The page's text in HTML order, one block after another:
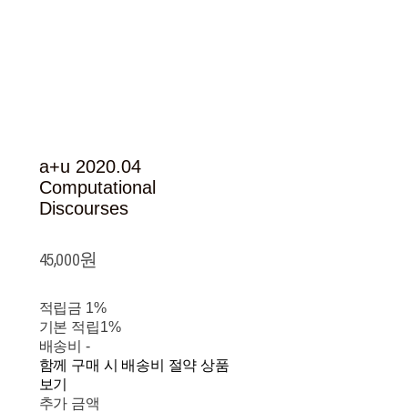
a+u 2020.04
Computational
Discourses
45,000원
적립금 1%
기본 적립1%
배송비 -
함께 구매 시 배송비 절약 상품
보기
추가 금액